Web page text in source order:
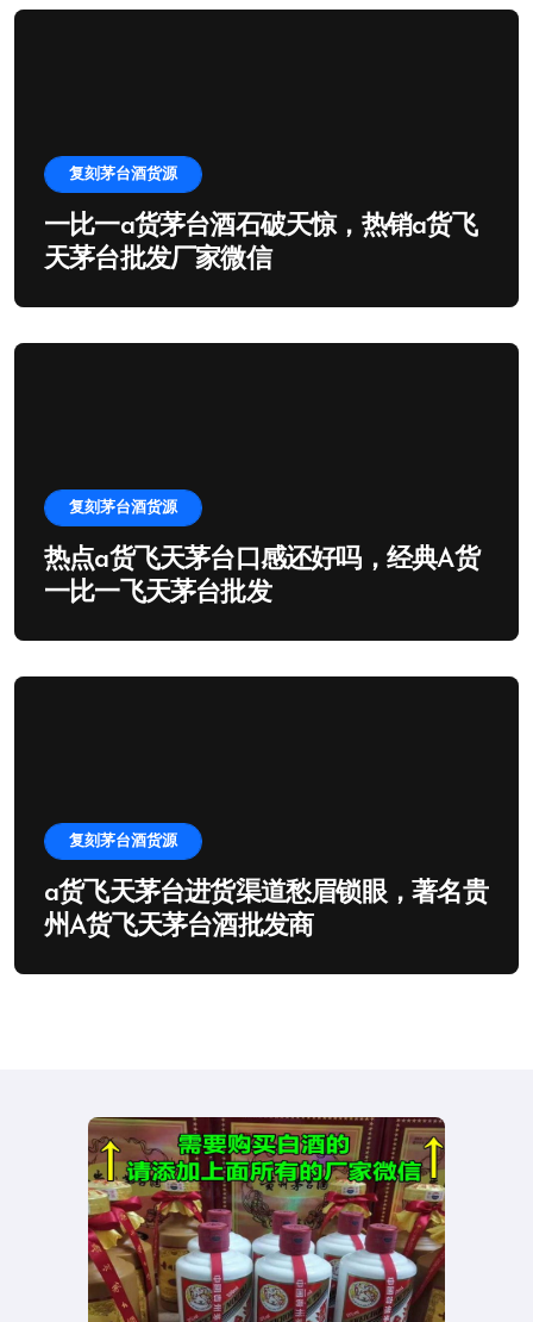
复刻茅台酒货源
一比一a货茅台酒石破天惊，热销a货飞
天茅台批发厂家微信
复刻茅台酒货源
热点a货飞天茅台口感还好吗，经典A货
一比一飞天茅台批发
复刻茅台酒货源
a货飞天茅台进货渠道愁眉锁眼，著名贵
州A货飞天茅台酒批发商